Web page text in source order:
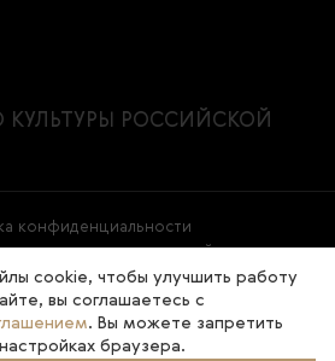
cookie, чтобы улучшить работу
вы соглашаетесь с
. Вы можете запретить
браузера.
конфиденциальности
материалов сайта
Третьяковская галерея